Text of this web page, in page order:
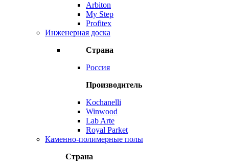
Arbiton
My Step
Profitex
Инженерная доска
Страна
Россия
Производитель
Kochanelli
Winwood
Lab Arte
Royal Parket
Каменно-полимерные полы
Страна